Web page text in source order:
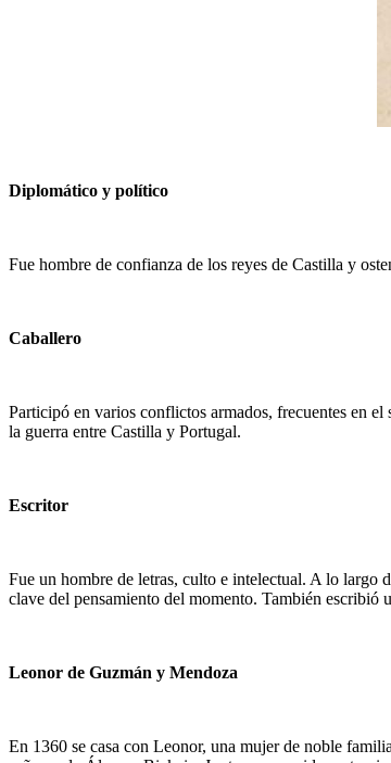
Diplomático y político
Fue hombre de confianza de los reyes de Castilla y
Caballero
Participó en varios conflictos armados, frecuentes en
la guerra entre Castilla y Portugal.
Escritor
Fue un hombre de letras, culto e intelectual. A lo largo
clave del pensamiento del momento. También
Leonor de Guzmán y Mendoza
En 1360 se casa con Leonor, una mujer de noble